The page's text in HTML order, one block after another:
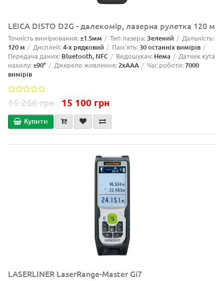
LEICA DISTO D2G - далекомір, лазерна рулетка 120 м
Точність вимірювання:±1.5мм Тип лазера:Зелений Дальність:
120 м Дисплей:4-х рядковий Пам'ять:30 останніх вимірів
Передача даних: Bluetooth, NFC Видошукач: Нема
Датчик кута
нахилу:±90° Джерело живлення:2xAAA Час роботи:7000
вимірів
15 266 грн 15 100 грн
Купити
LASERLINER LaserRange-Master Gi7